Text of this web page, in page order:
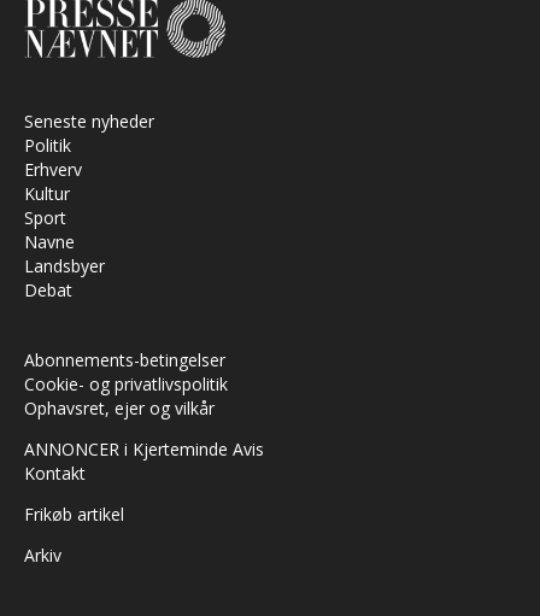
Seneste nyheder
Politik
Erhverv
Kultur
Sport
Navne
Landsbyer
Debat
Abonnements-betingelser
Cookie- og privatlivspolitik
Ophavsret, ejer og vilkår
ANNONCER i Kjerteminde Avis
Kontakt
Frikøb artikel
Arkiv